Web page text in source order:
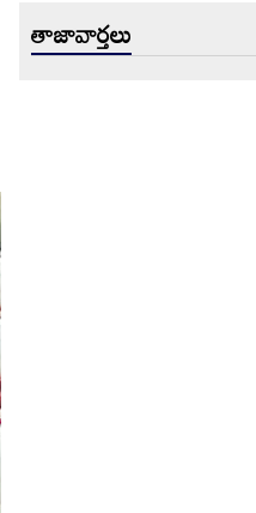
తాజావార్తలు